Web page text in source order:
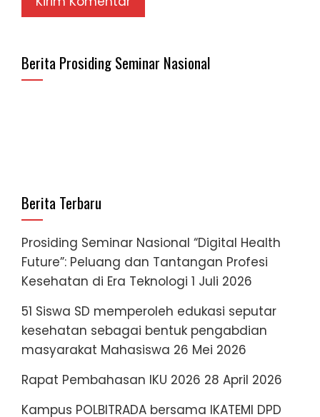
Berita Prosiding Seminar Nasional
Berita Terbaru
Prosiding Seminar Nasional “Digital Health
Future”: Peluang dan Tantangan Profesi
Kesehatan di Era Teknologi 1 Juli 2026
51 Siswa SD memperoleh edukasi seputar
kesehatan sebagai bentuk pengabdian
masyarakat Mahasiswa 26 Mei 2026
Rapat Pembahasan IKU 2026 28 April 2026
Kampus POLBITRADA bersama IKATEMI DPD